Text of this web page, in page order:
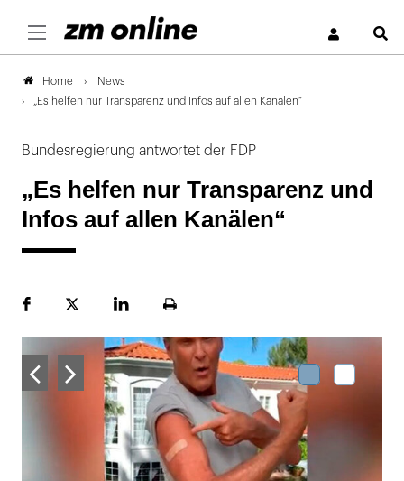
Home
News
„Es helfen nur Transparenz und Infos auf allen Kanälen“
Bundesregierung antwortet der FDP
„Es helfen nur Transparenz und
Infos auf allen Kanälen“
FacebookPlattformLinekdInSeite